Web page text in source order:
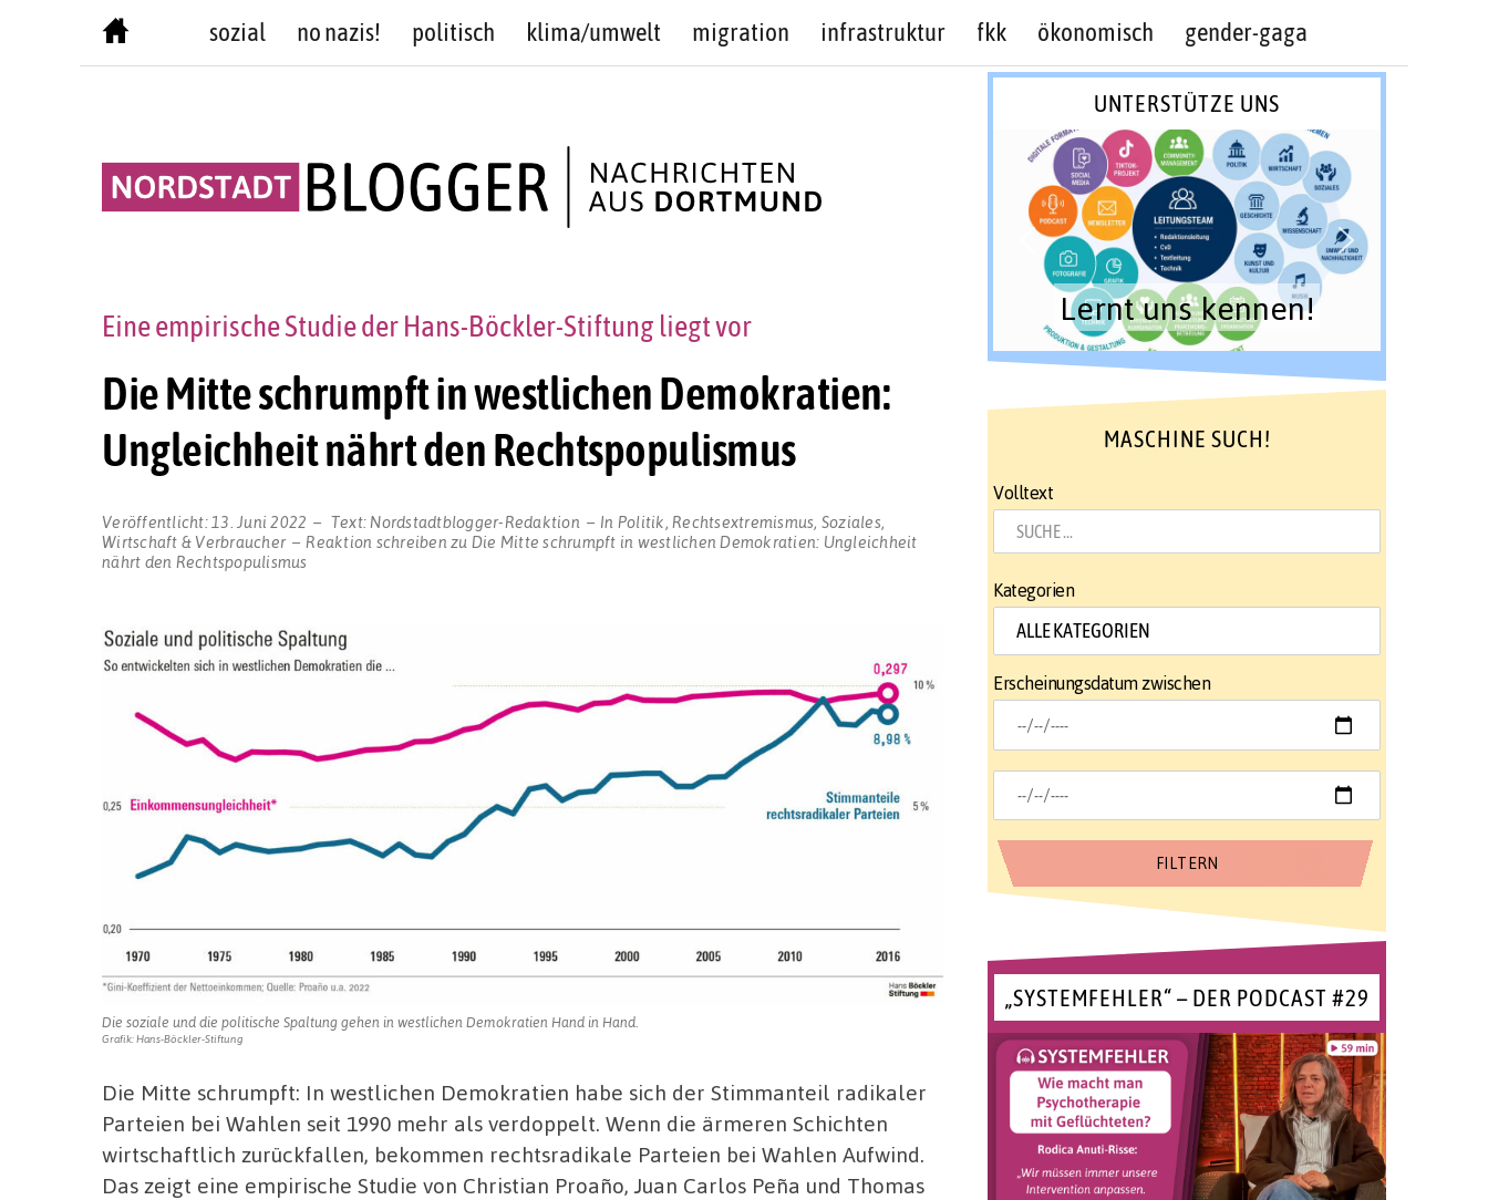
sozial no nazis! politisch klima/umwelt migration infrastruktur fkk ökonomisch gender-gaga
Die Mitte schrumpft in westlichen Demokratien:
Ungleichheit nährt den Rechtspopulismus
Eine empirische Studie der Hans-Böckler-Stiftung liegt vor
Veröffentlicht: 13. Juni 2022 Text: Nordstadtblogger-Redaktion In Politik Rechtsextremismus Soziales
Wirtschaft & Verbraucher
Reaktion schreiben zu Die Mitte schrumpft in westlichen Demokratien: Ungleichheit
nährt den Rechtspopulismus
Die soziale und die politische Spaltung gehen in westlichen Demokratien Hand in Hand.
Grafik: Hans-Böckler-Stiftung
Die Mitte schrumpft: In westlichen Demokratien habe sich der Stimmanteil radikaler
Parteien bei Wahlen seit 1990 mehr als verdoppelt. Wenn die ärmeren Schichten
wirtschaftlich zurückfallen, bekommen rechtsradikale Parteien bei Wahlen Aufwind.
Das zeigt eine empirische Studie von Christian Proaño, Juan Carlos Peña und Thomas
UNTERSTÜTZE UNS
Lernt uns kennen!
MASCHINE SUCH!
Volltext
Kategorien
Erscheinungsdatum zwischen
„SYSTEMFEHLER“ – DER PODCAST #29